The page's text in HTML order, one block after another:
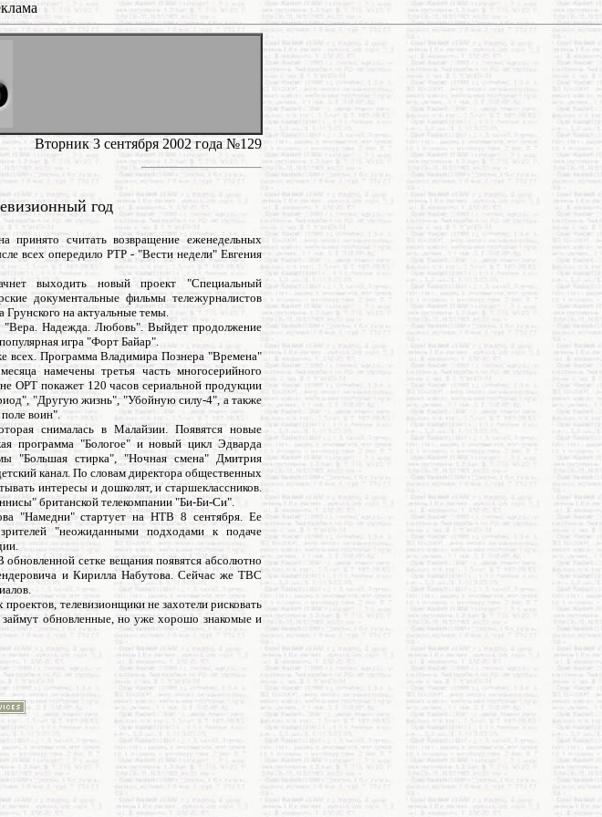
Вторник 3 сентября 2002 года №129
год
принято считать возвращение еженедельных
всех опередило РТР - "Вести недели" Евгения
выходить новый проект "Специальный
документальные фильмы тележурналистов
на актуальные темы.
Надежда. Любовь". Выйдет продолжение
игра "Форт Байар".
всех. Программа Владимира Познера "Времена"
намечены третья часть многосерийного
ОРТ покажет 120 часов сериальной продукции
"Другую жизнь", "Убойную силу-4", а также
воин".
снималась в Малайзии. Появятся новые
программа "Бологое" и новый цикл Эдварда
"Большая стирка", "Ночная смена" Дмитрия
канал. По словам директора общественных
интересы и дошколят, и старшеклассников.
британской телекомпании "Би-Би-Си".
"Намедни" стартует на НТВ 8 сентября. Ее
"неожиданными подходами к подаче
сетке вещания появятся абсолютно
и Кирилла Набутова. Cейчас же ТВС
телевизионщики не захотели рисковать
обновленные, но уже хорошо знакомые и